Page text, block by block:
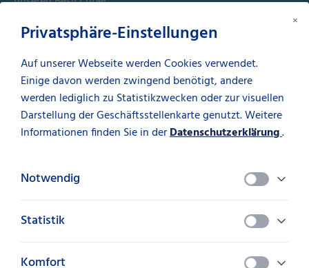
×
Privatsphäre-Einstellungen
Auf unserer Webseite werden Cookies verwendet.
Einige davon werden zwingend benötigt, andere
werden lediglich zu Statistikzwecken oder zur visuellen
Darstellung der Geschäftsstellenkarte genutzt. Weitere
Informationen finden Sie in derDatenschutzerklärung.
Notwendig
Statistik
Komfort
Sie haben nichts Passendes für sich gefunden? Für weitere
Details und individuelle Vertragsausgestaltungen, ob mit
Kündigungsrecht, saisonalen Raten oder
Expertinnen und Experten zur Verfügung. Vereinbaren Sie
gerne einen Termin, oder melden Sie sich telefonisch bei
uns.
Kontakt aufnehmen